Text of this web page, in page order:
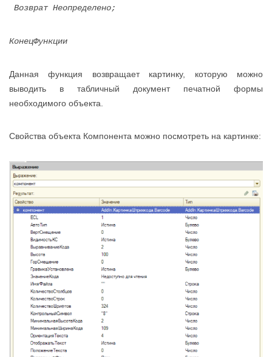
Возврат Неопределено;
КонецФункции
Данная функция возвращает картинку, которую можно
выводить в табличный документ печатной формы
необходимого объекта.
Свойства объекта Компонента можно посмотреть на картинке: